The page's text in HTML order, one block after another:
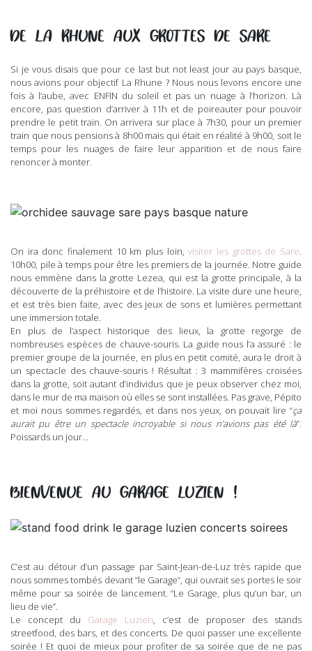
DE LA RHUNE AUX GROTTES DE SARE
Si je vous disais que pour ce last but not least jour au pays basque,
nous avions pour objectif La Rhune ? Nous nous levons encore une
fois à l’aube, avec ENFIN du soleil et pas un nuage à l’horizon. Là
encore, pas question d’arriver à 11h et de poireauter pour pouvoir
prendre le petit train. On arrivera sur place à 7h30, pour un premier
train que nous pensions à 8h00 mais qui était en réalité à 9h00, soit le
temps pour les nuages de faire leur apparition et de nous faire
renoncer à monter.
On ira donc finalement 10 km plus loin,visiter les grottes de Sare.
10h00, pile à temps pour être les premiers de la journée. Notre guide
nous emmène dans la grotte Lezea, qui est la grotte principale, à la
découverte de la préhistoire et de l’histoire. La visite dure une heure,
et est très bien faite, avec des jeux de sons et lumières permettant
une immersion totale.
En plus de l’aspect historique des lieux, la grotte regorge de
nombreuses espèces de chauve-souris. La guide nous l’a assuré : le
premier groupe de la journée, en plus en petit comité, aura le droit à
un spectacle des chauve-souris ! Résultat : 3 mammifères croisées
dans la grotte, soit autant d’individus que je peux observer chez moi,
dans le mur de ma maison où elles se sont installées. Pas grave, Pépito
et moi nous sommes regardés, et dans nos yeux, on pouvait lire “ça
aurait pu être un spectacle incroyable si nous n’avions pas été là”.
Poissards un jour…
BIENVENUE AU GARAGE LUZIEN !
C’est au détour d’un passage par Saint-Jean-de-Luz très rapide que
nous sommes tombés devant “le Garage”, qui ouvrait ses portes le soir
même pour sa soirée de lancement. “Le Garage, plus qu’un bar, un
lieu de vie”.
Le concept du Garage Luzien, c’est de proposer des stands
streetfood, des bars, et des concerts. De quoi passer une excellente
soirée ! Et quoi de mieux pour profiter de sa soirée que de ne pas